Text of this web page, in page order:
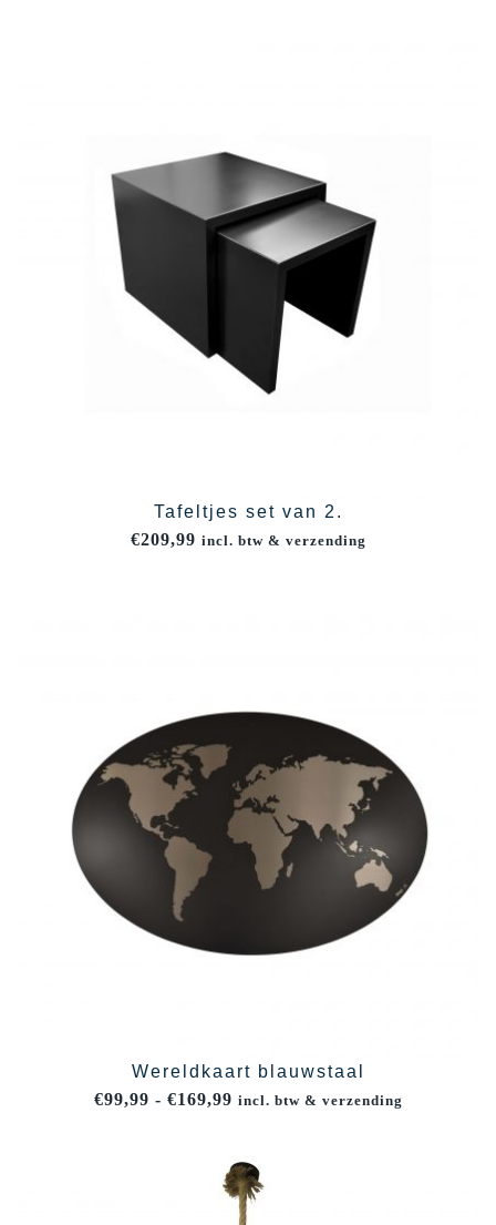
Tafeltjes set van 2.
€209,99 incl. btw & verzending
Wereldkaart blauwstaal
€99,99 - €169,99Prijsklasse:
€169,99
incl. btw & verzending